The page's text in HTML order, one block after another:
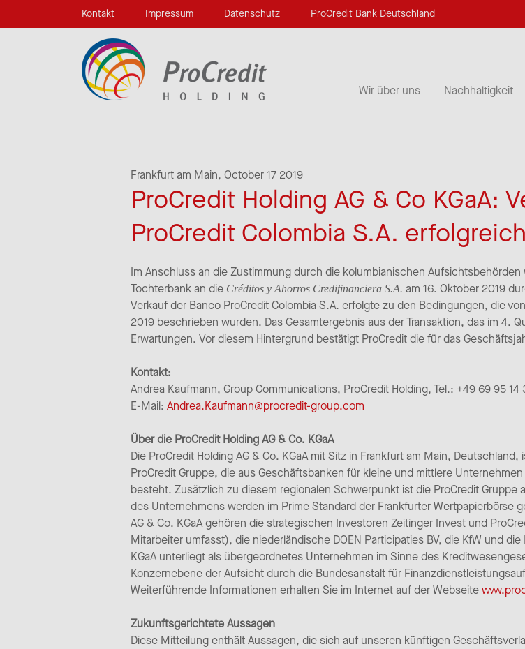
Kontakt Impressum Datenschutz ProCredit Bank Deutschland
Wir über uns Nachhaltigkeit
Frankfurt am Main, October 17 2019
ProCredit Holding AG & Co KGaA:
ProCredit Colombia S.A.
Im Anschluss an die Zustimmung durch die kolumbianischen
Tochterbank an die Créditos y Ahorros Credifinanciera S.A. am 16. Oktober 2019
Verkauf der Banco ProCredit Colombia S.A. erfolgte zu den Bedingungen, die
2019 beschrieben wurden. Das Gesamtergebnis aus der Transaktion, das im 4.
Erwartungen. Vor diesem Hintergrund bestätigt ProCredit die für das
Kontakt:
Andrea Kaufmann, Group Communications, ProCredit Holding, Tel.: +49 69 95 14
E-Mail: Andrea.Kaufmann@procredit-group.com
Über die ProCredit Holding AG & Co. KGaA
Die ProCredit Holding AG & Co. KGaA mit Sitz in Frankfurt am Main,
ProCredit Gruppe, die aus Geschäftsbanken für kleine und mittlere
besteht. Zusätzlich zu diesem regionalen Schwerpunkt ist die ProCredit Gruppe
des Unternehmens werden im Prime Standard der Frankfurter Wertpapierbörse
AG & Co. KGaA gehören die strategischen Investoren Zeitinger Invest und
Mitarbeiter umfasst), die niederländische DOEN Participaties BV, die KfW und
KGaA unterliegt als übergeordnetes Unternehmen im Sinne des
Konzernebene der Aufsicht durch die Bundesanstalt für
Weiterführende Informationen erhalten Sie im Internet auf der Webseite
Zukunftsgerichtete Aussagen
Diese Mitteilung enthält Aussagen, die sich auf unseren künftigen